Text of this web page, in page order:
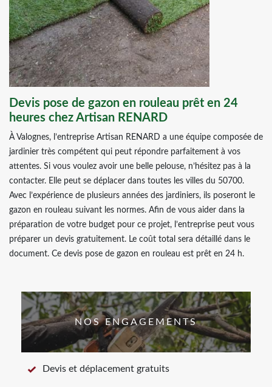
Devis pose de gazon en rouleau prêt en 24
heures chez Artisan RENARD
À Valognes, l’entreprise Artisan RENARD a une équipe composée de
jardinier très compétent qui peut répondre parfaitement à vos
attentes. Si vous voulez avoir une belle pelouse, n’hésitez pas à la
contacter. Elle peut se déplacer dans toutes les villes du 50700.
Avec l’expérience de plusieurs années des jardiniers, ils poseront le
gazon en rouleau suivant les normes. Afin de vous aider dans la
préparation de votre budget pour ce projet, l’entreprise peut vous
préparer un devis gratuitement. Le coût total sera détaillé dans le
document. Ce devis pose de gazon en rouleau est prêt en 24 h.
NOS ENGAGEMENTS
Devis et déplacement gratuits